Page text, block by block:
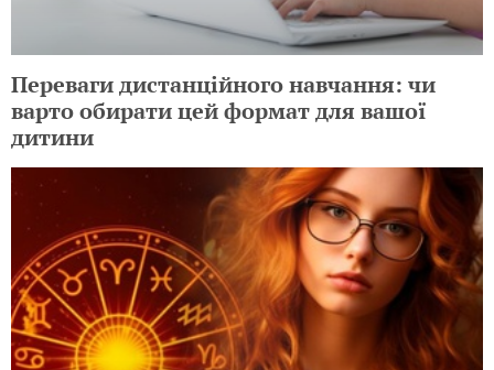
Переваги дистанційного навчання: чи
варто обирати цей формат для вашої
дитини